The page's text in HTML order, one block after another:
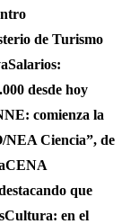
de Turismo
Salarios:
desde hoy
comienza la
NEA Ciencia”, de
que
Cultura: en el